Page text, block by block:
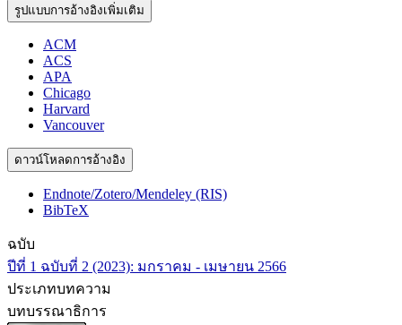
รูปแบบการอ้างอิงเพิ่มเติม
ACM
ACS
APA
Chicago
Harvard
Vancouver
ดาวน์โหลดการอ้างอิง
Endnote/Zotero/Mendeley (RIS)
BibTeX
ฉบับ
ปีที่ 1 ฉบับที่ 2 (2023): มกราคม - เมษายน 2566
ประเภทบทความ
บทบรรณาธิการ